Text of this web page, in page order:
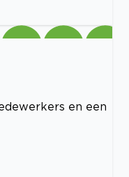
en een